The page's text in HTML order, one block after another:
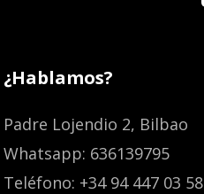
¿Hablamos?
Padre Lojendio 2, Bilbao
Whatsapp: 636139795
Teléfono: +34 94 447 03 58